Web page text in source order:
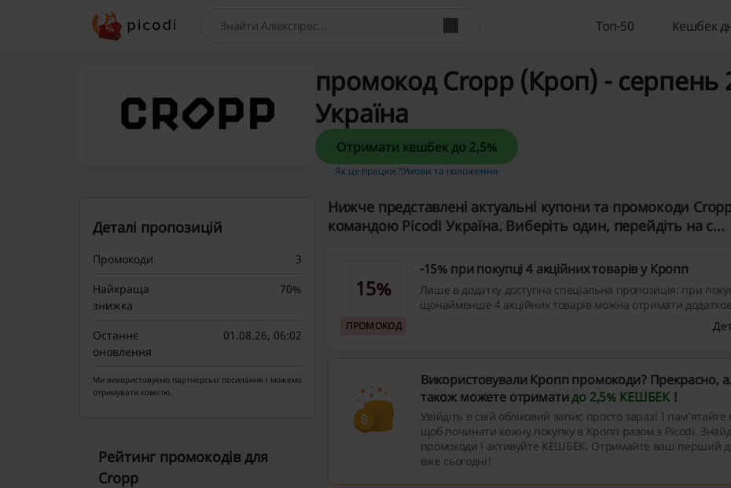
Пошук Топ-50 Кешбек
промокод Cropp (Кроп) - серпень
Україна
Отримати кешбек до 2,5%
Як це працює?Умови та положення
Нижче представлені актуальні купони та промокоди
командою Picodi Україна. Виберіть один, перейдіть на с...
15%
ПРОМОКОД
-15% при покупці 4 акційних товарів у Кропп
Лише в додатку доступна спеціальна пропозиція: при
щонайменше 4 акційних товарів можна отримати
15% за використання промокоду. Ця акція дозволяє більш
Використовували Кропп промокоди? Прекрасно,
також можете отриматидо 2,5% КЕШБЕК !
Увійдіть в свій обліковий запис просто зараз! І пам’ятайте
щоб починати кожну покупку в Кропп разом з Picodi.
промокоди і активуйте КЕШБЕК. Отримайте ваш перший
вже сьогодні!
Деталі пропозицій
Промокоди
3
Найкраща
знижка
70%
Останнє
оновлення
01.08.26, 06:02
Ми використовуємо партнерські посилання і можемо
отримувати комісію.
Рейтинг промокодів для
Cropp